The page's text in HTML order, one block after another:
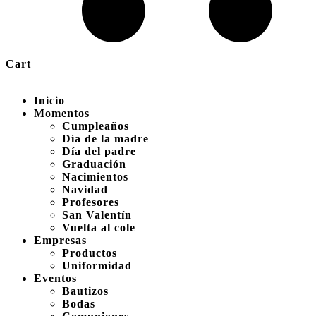
Cart
Inicio
Momentos
Cumpleaños
Día de la madre
Día del padre
Graduación
Nacimientos
Navidad
Profesores
San Valentín
Vuelta al cole
Empresas
Productos
Uniformidad
Eventos
Bautizos
Bodas